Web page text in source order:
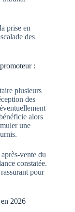
prise en
des
:
plusieurs
des
alors
une
vente du
constatée.
pour
2026